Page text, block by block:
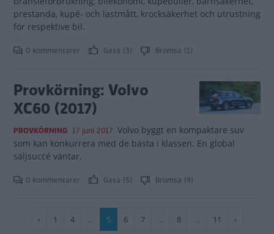
prestanda, kupé- och lastmått, krocksäkerhet och utrustning
för respektive bil.
0 kommentarer Gasa (3) Bromsa (1)
Provkörning: Volvo
XC60 (2017)
PROVKÖRNING 17 juni 2017 Volvo byggt en kompaktare suv
som kan konkurrera med de bästa i klassen. En global
säljsuccé väntar.
0 kommentarer Gasa (5) Bromsa (9)
Paginering
Föregående
‹ Sida
1 Sida
4 …
Nuvarande
5 Sida
6 Sida
7 … Sida
8 … Sida
11
Nästa
›